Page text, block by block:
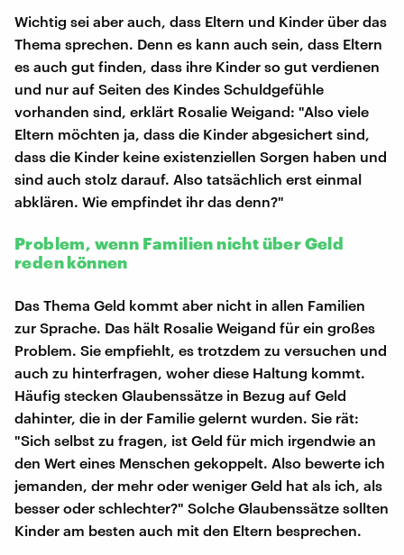
Wichtig sei aber auch, dass Eltern und Kinder über das
Thema sprechen. Denn es kann auch sein, dass Eltern
es auch gut finden, dass ihre Kinder so gut verdienen
und nur auf Seiten des Kindes Schuldgefühle
vorhanden sind, erklärt Rosalie Weigand: "Also viele
Eltern möchten ja, dass die Kinder abgesichert sind,
dass die Kinder keine existenziellen Sorgen haben und
sind auch stolz darauf. Also tatsächlich erst einmal
abklären. Wie empfindet ihr das denn?"
Problem, wenn Familien nicht über Geld
reden können
Das Thema Geld kommt aber nicht in allen Familien
zur Sprache. Das hält Rosalie Weigand für ein großes
Problem. Sie empfiehlt, es trotzdem zu versuchen und
auch zu hinterfragen, woher diese Haltung kommt.
Häufig stecken Glaubenssätze in Bezug auf Geld
dahinter, die in der Familie gelernt wurden. Sie rät:
"Sich selbst zu fragen, ist Geld für mich irgendwie an
den Wert eines Menschen gekoppelt. Also bewerte ich
jemanden, der mehr oder weniger Geld hat als ich, als
besser oder schlechter?" Solche Glaubenssätze sollten
Kinder am besten auch mit den Eltern besprechen.